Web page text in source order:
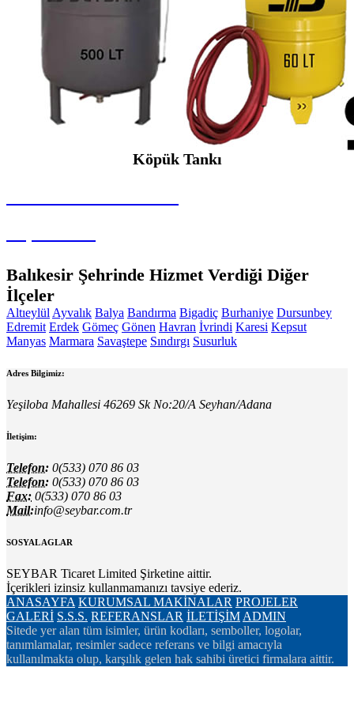
Köpük Tankı
Balıkesir Şehrinde Hizmet Verdiği Diğer
İlçeler
Altıeylül Ayvalık Balya Bandırma Bigadiç Burhaniye Dursunbey
Edremit Erdek Gömeç Gönen Havran İvrindi Karesi Kepsut
Manyas Marmara Savaştepe Sındırgı Susurluk
Adres Bilgimiz:
Yeşiloba Mahallesi 46269 Sk No:20/A Seyhan/Adana
İletişim:
Telefon: 0(533) 070 86 03
Telefon: 0(533) 070 86 03
Fax: 0(533) 070 86 03
Mail:info@seybar.com.tr
SOSYAL AGLAR
SEYBAR Ticaret Limited Şirketine aittir.
İçerikleri izinsiz kullanmamanızı tavsiye ederiz.
ANASAYFA KURUMSAL MAKİNALAR PROJELER
GALERİ S.S.S. REFERANSLAR İLETİŞİM ADMIN
Sitede yer alan tüm isimler, ürün kodları, semboller, logolar,
tanımlamalar, resimler sadece referans ve bilgi amacıyla
kullanılmakta olup, karşılık gelen hak sahibi üretici firmalara aittir.